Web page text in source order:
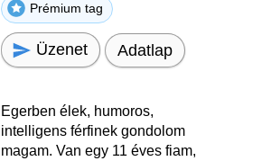
Prémium tag
Üzenet Adatlap
Egerben élek, humoros,
intelligens férfinek gondolom
magam. Van egy 11 éves fiam,